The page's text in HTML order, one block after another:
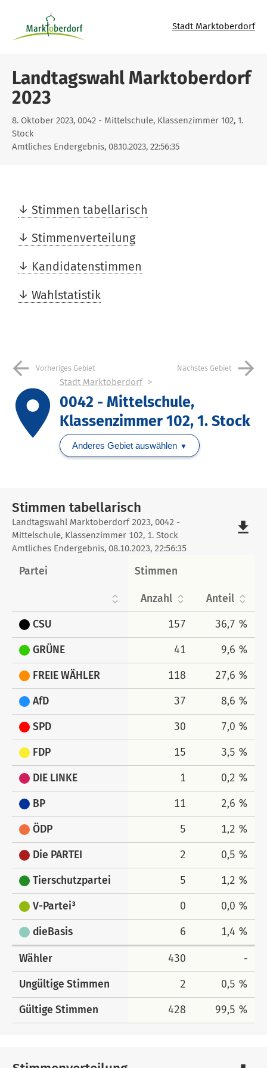
Stadt Marktoberdorf
Landtagswahl Marktoberdorf
2023
8. Oktober 2023, 0042 - Mittelschule, Klassenzimmer 102, 1.
Stock
Amtliches Endergebnis, 08.10.2023, 22:56:35
Stimmen tabellarisch
Stimmenverteilung
Kandidatenstimmen
Wahlstatistik
arrow_back Vorheriges Gebiet Nächstes Gebiet arrow_forward
place
Stadt Marktoberdorf
0042 - Mittelschule,
Klassenzimmer 102, 1. Stock
Anderes Gebiet auswählen
Stimmen tabellarisch
Stimmen
tabellarisch
Landtagswahl Marktoberdorf 2023, 0042 -
Mittelschule, Klassenzimmer 102, 1. Stock
Amtliches Endergebnis, 08.10.2023, 22:56:35
file_download
Partei Stimmen
Anzahl Anteil
CSU 157 36,7 %
GRÜNE 41 9,6 %
FREIE WÄHLER 118 27,6 %
AfD 37 8,6 %
SPD 30 7,0 %
FDP 15 3,5 %
DIE LINKE 1 0,2 %
BP 11 2,6 %
ÖDP 5 1,2 %
Die PARTEI 2 0,5 %
Tierschutzpartei 5 1,2 %
V-Partei³ 0 0,0 %
dieBasis 6 1,4 %
Wähler 430 -
Ungültige Stimmen 2 0,5 %
Gültige Stimmen 428 99,5 %